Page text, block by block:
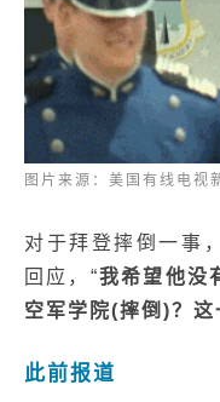
图片来源： 美国有线电视
对于拜登摔倒一事
回应，“我希望他没
空军学院(摔倒)？
此前报道